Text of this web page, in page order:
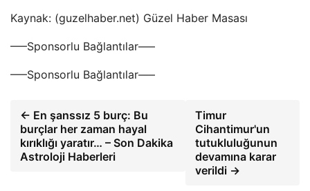
Kaynak: (guzelhaber.net) Güzel Haber Masası
—–Sponsorlu Bağlantılar—–
—–Sponsorlu Bağlantılar—–
← En şanssız 5 burç: Bu
burçlar her zaman hayal
kırıklığı yaratır… – Son Dakika
Astroloji Haberleri
Timur
Cihantimur'un
tutukluluğunun
devamına karar
verildi →